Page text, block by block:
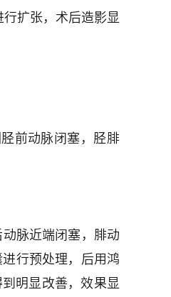
扩张，术后造影显
前动脉闭塞，胫腓
脉近端闭塞，腓动
行预处理，后用鸿
明显改善，效果显